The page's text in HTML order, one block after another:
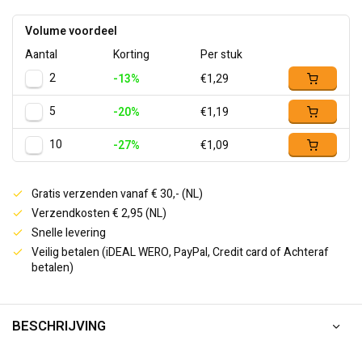
Volume voordeel
Aantal
Korting
Per stuk
2
-13%
€1,29
5
-20%
€1,19
10
-27% €1,09
Gratis verzenden vanaf € 30,- (NL)
Verzendkosten € 2,95 (NL)
Snelle levering
Veilig betalen (iDEAL WERO, PayPal, Credit card of Achteraf
betalen)
BESCHRIJVING